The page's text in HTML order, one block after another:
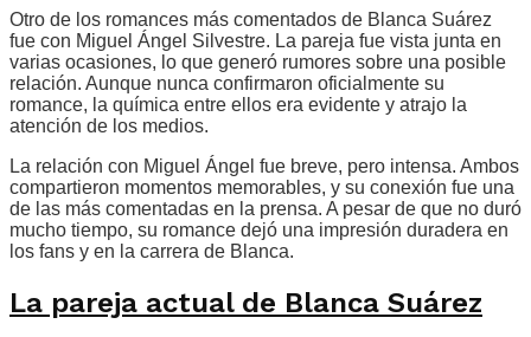
Otro de los romances más comentados de Blanca Suárez
fue con Miguel Ángel Silvestre. La pareja fue vista junta en
varias ocasiones, lo que generó rumores sobre una posible
relación. Aunque nunca confirmaron oficialmente su
romance, la química entre ellos era evidente y atrajo la
atención de los medios.
La relación con Miguel Ángel fue breve, pero intensa. Ambos
compartieron momentos memorables, y su conexión fue una
de las más comentadas en la prensa. A pesar de que no duró
mucho tiempo, su romance dejó una impresión duradera en
los fans y en la carrera de Blanca.
La pareja actual de Blanca Suárez